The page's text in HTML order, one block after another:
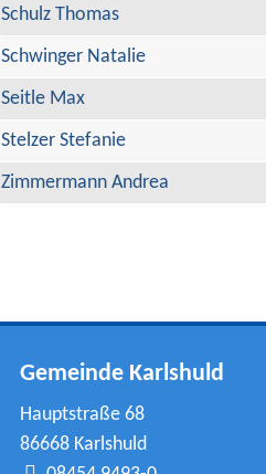
Schulz Thomas
Schwinger Natalie
Seitle Max
Stelzer Stefanie
Zimmermann Andrea
Gemeinde Karlshuld
Hauptstraße 68
86668 Karlshuld